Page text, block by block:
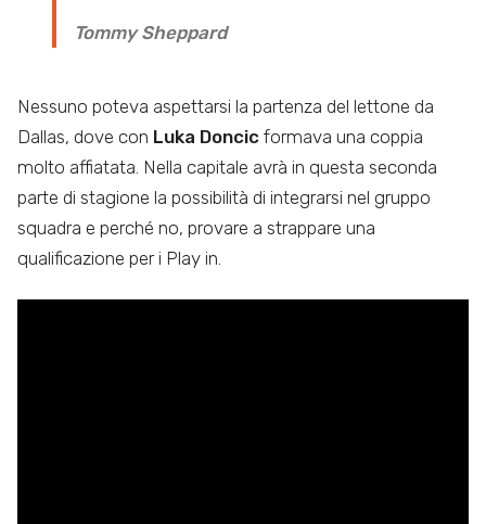
Tommy Sheppard
Nessuno poteva aspettarsi la partenza del lettone da
Dallas, dove con Luka Doncic formava una coppia
molto affiatata. Nella capitale avrà in questa seconda
parte di stagione la possibilità di integrarsi nel gruppo
squadra e perché no, provare a strappare una
qualificazione per i Play in.